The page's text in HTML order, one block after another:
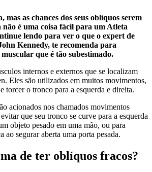
mas as chances dos seus oblíquos serem
não é uma coisa fácil para um Atleta
lendo para ver o que o expert de
Kennedy, te recomenda para
que é tão subestimado.
internos e externos que se localizam
Eles são utilizados em muitos movimentos,
torcer o tronco para a esquerda e direita.
acionados nos chamados movimentos
que seu tronco se curve para a esquerda
objeto pesado em uma mão, ou para
ao segurar aberta uma porta pesada.
de ter oblíquos fracos?